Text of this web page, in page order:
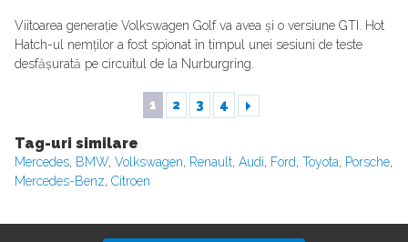
Viitoarea generație Volkswagen Golf va avea și o versiune GTI. Hot
Hatch-ul nemților a fost spionat în timpul unei sesiuni de teste
desfășurată pe circuitul de la Nurburgring.
1 2 3 4
Tag-uri similare
Mercedes, BMW, Volkswagen, Renault, Audi, Ford, Toyota, Porsche,
Mercedes-Benz, Citroen